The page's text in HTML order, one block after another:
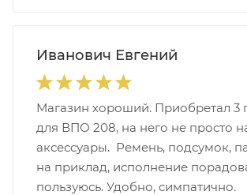
Иванович Евгений
Магазин хороший. Приобретал 3
для ВПО 208, на него не просто
аксессуары. Ремень, подсумок,
на приклад, исполнение
пользуюсь. Удобно, симпатично.